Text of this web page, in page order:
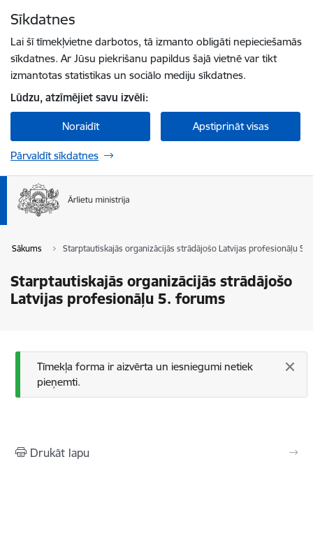
Sīkdatnes
Lai šī tīmekļvietne darbotos, tā izmanto obligāti nepieciešamās
sīkdatnes. Ar Jūsu piekrišanu papildus šajā vietnē var tikt
izmantotas statistikas un sociālo mediju sīkdatnes.
Lūdzu, atzīmējiet savu izvēli:
Noraidīt Apstiprināt visas
Pārvaldīt sīkdatnes
Sākums Starptautiskajās organizācijās strādājošo Latvijas profesionāļu 5.
Starptautiskajās organizācijās strādājošo
Latvijas profesionāļu 5. forums
Statusa ziņojums
Tīmekļa forma ir aizvērta un iesniegumi netiek
pieņemti.
Drukāt lapu